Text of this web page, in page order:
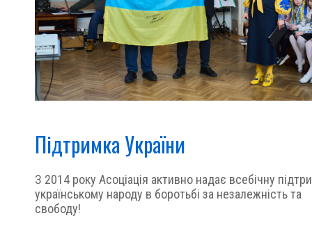
Підтримка України
З 2014 року Асоціація активно надає всебічну
українському народу в боротьбі за незалежність та
свободу!